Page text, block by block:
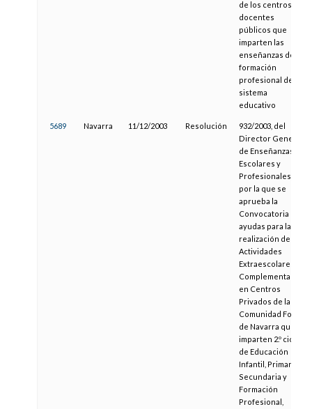
de los centros
docentes
públicos que
imparten las
enseñanzas de
formación
profesional del
sistema
educativo
5689 Navarra 11/12/2003 Resolución
932/2003, del
Director General
de Enseñanzas
Escolares y
Profesionales,
por la que se
aprueba la
Convocatoria de
ayudas para la
realización de
Actividades
Extraescolares y
Complementarias
en Centros
Privados de la
Comunidad Foral
de Navarra que
imparten 2.º ciclo
de Educación
Infantil, Primaria,
Secundaria y
Formación
Profesional,